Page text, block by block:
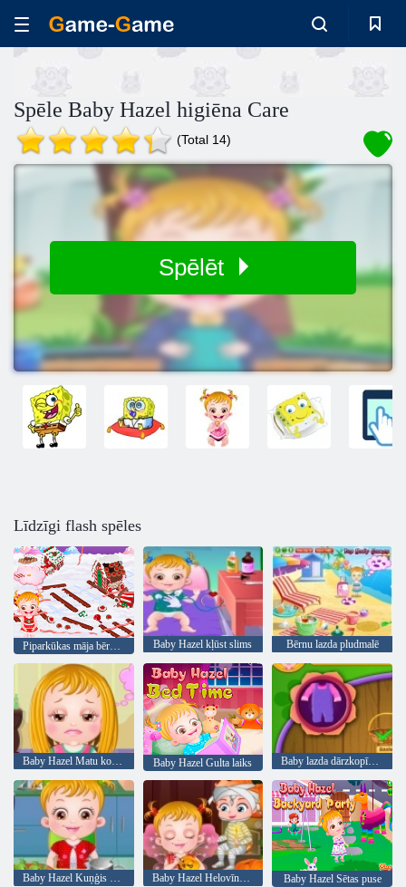
Spēle Baby Hazel higiēna Care
(Total 14)
Spēlēt
Līdzīgi flash spēles
Piparkūkas māja bērnam Lazdu Baby Hazel kļūst slims Bērnu lazda pludmalē
Baby Hazel Matu kopšana Baby Hazel Gulta laiks Baby lazda dārzkopība laiks
Baby Hazel Kuņģis Care Baby Hazel Helovīna ballīte Baby Hazel Sētas puse